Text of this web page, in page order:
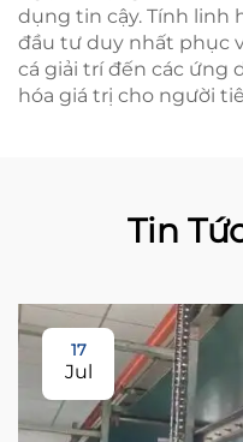
dụng tin cậy. Tính linh
đầu tư duy nhất phục
cá giải trí đến các ứng
hóa giá trị cho người
Tin
17
Jul